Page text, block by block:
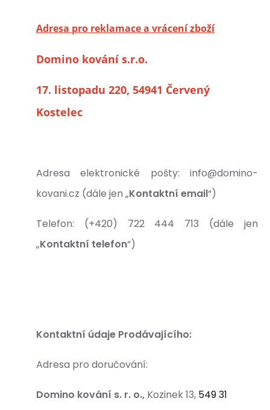
Adresa pro reklamace a vrácení zboží
Domino kování s.r.o.
17. listopadu 220, 54941 Červený
Kostelec
Adresa elektronické pošty: info@domino-
kovani.cz (dále jen „Kontaktní email“)
Telefon: (+420) 722 444 713 (dále jen
„Kontaktní telefon“)
Kontaktní údaje Prodávajícího:
Adresa pro doručování:
Domino kování s. r. o., Kozinek 13, 549 31